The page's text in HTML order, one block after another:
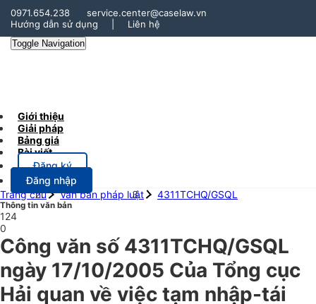
0971.654.238
service.center@caselaw.vn
Hướng dẫn sử dụng
Liên hệ
Toggle Navigation
Giới thiệu
Giải pháp
Bảng giá
Bài viết
Đăng ký
Đăng nhập
Trang chủ
Văn bản pháp luật 4311TCHQ/GSQL
Thông tin văn bản
124
0
Công văn số 4311TCHQ/GSQL
ngày 17/10/2005 Của Tổng cục
Hải quan về việc tạm nhập-tái